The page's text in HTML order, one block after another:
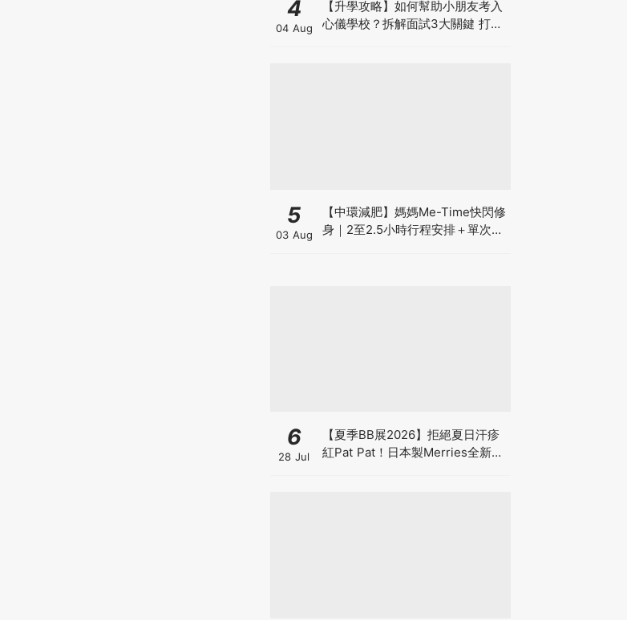
4
04 Aug
【升學攻略】如何幫助小朋友考入
心儀學校？拆解面試3大關鍵 打好
5
03 Aug
【中環減肥】媽媽Me-Time快閃修
身｜2至2.5小時行程安排＋單次收
6
28 Jul
【夏季BB展2026】拒絕夏日汗疹
紅Pat Pat！日本製Merries全新超